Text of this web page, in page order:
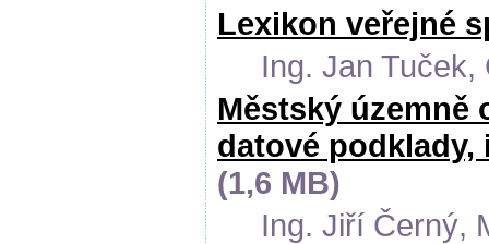
Lexikon veřejné
Ing. Jan
Městský územně
datové
(1,6 MB)
Ing. Jiří Černý,